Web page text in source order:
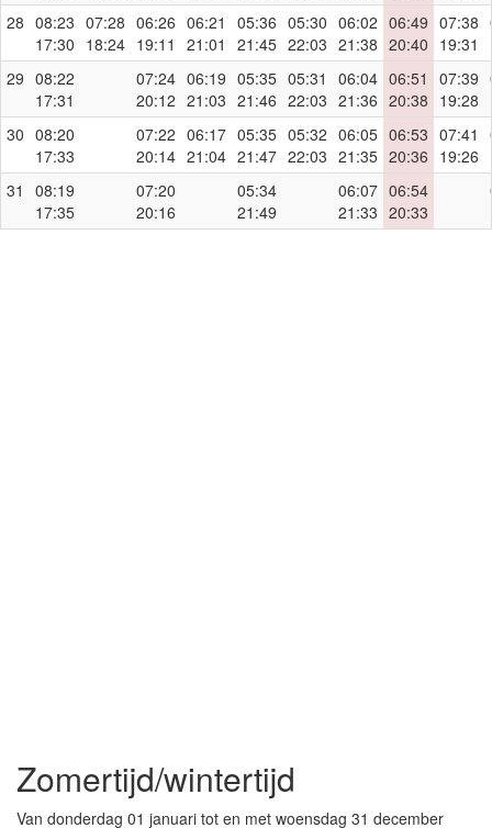
28 08:23
17:30
07:28
18:24
06:26
19:11
06:21
21:01
05:36
21:45
05:30
22:03
06:02
21:38
06:49
20:40
07:38
19:31
29 08:22
17:31
07:24
20:12
06:19
21:03
05:35
21:46
05:31
22:03
06:04
21:36
06:51
20:38
07:39
19:28
30 08:20
17:33
07:22
20:14
06:17
21:04
05:35
21:47
05:32
22:03
06:05
21:35
06:53
20:36
07:41
19:26
31
08:19
17:35
07:20
20:16
05:34
21:49
06:07
21:33
06:54
20:33
Zomertijd/wintertijd
Van donderdag 01 januari tot en met woensdag 31 december